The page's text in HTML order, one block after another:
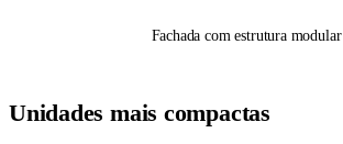
Fachada com estrutura modular
Unidades mais compactas